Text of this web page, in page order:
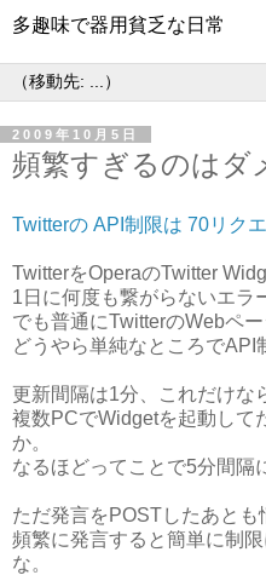
多趣味で器用貧乏な日常
2009年10月5日
頻繁すぎるのはダ
Twitterの API制限は 70リク
TwitterをOperaのTwitter
1日に何度も繋がらないエラ
でも普通にTwitterのWebペ
どうやら単純なところでAPI
更新間隔は1分、これだけな
複数PCでWidgetを起動して
か。
なるほどってことで5分間隔
ただ発言をPOSTしたあとも
頻繁に発言すると簡単に制
な。